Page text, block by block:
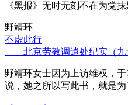
《黑报》无时无刻不在为党
野靖环
不虚此行
——北京劳教调遣处纪实（九
野靖环女士因为上访维权，
说，她之所以写此书，就是为